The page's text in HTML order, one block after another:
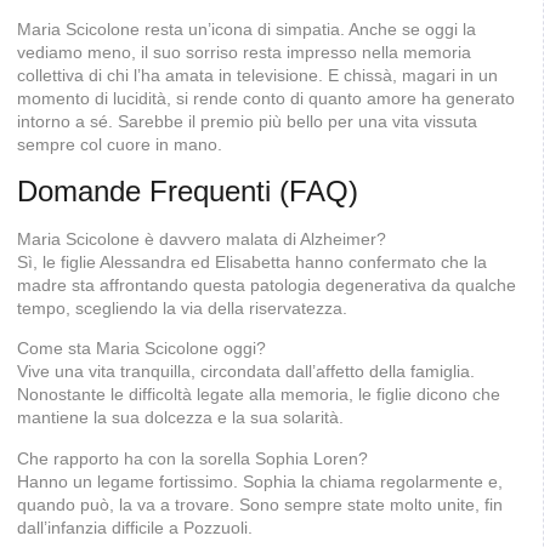
Maria Scicolone resta un’icona di simpatia. Anche se oggi la
vediamo meno, il suo sorriso resta impresso nella memoria
collettiva di chi l’ha amata in televisione. E chissà, magari in un
momento di lucidità, si rende conto di quanto amore ha generato
intorno a sé. Sarebbe il premio più bello per una vita vissuta
sempre col cuore in mano.
Domande Frequenti (FAQ)
Maria Scicolone è davvero malata di Alzheimer?
Sì, le figlie Alessandra ed Elisabetta hanno confermato che la
madre sta affrontando questa patologia degenerativa da qualche
tempo, scegliendo la via della riservatezza.
Come sta Maria Scicolone oggi?
Vive una vita tranquilla, circondata dall’affetto della famiglia.
Nonostante le difficoltà legate alla memoria, le figlie dicono che
mantiene la sua dolcezza e la sua solarità.
Che rapporto ha con la sorella Sophia Loren?
Hanno un legame fortissimo. Sophia la chiama regolarmente e,
quando può, la va a trovare. Sono sempre state molto unite, fin
dall’infanzia difficile a Pozzuoli.